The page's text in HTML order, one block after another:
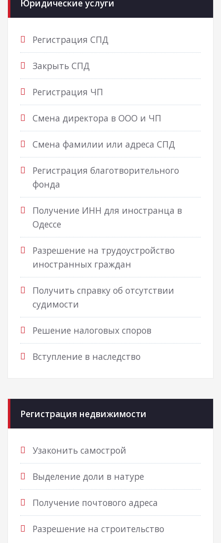
Юридические услуги
Регистрация СПД
Закрыть СПД
Регистрация ЧП
Смена директора в ООО и ЧП
Смена фамилии или адреса СПД
Регистрация благотворительного
фонда
Получение ИНН для иностранца в
Одессе
Разрешение на трудоустройство
иностранных граждан
Получить справку об отсутствии
судимости
Решение налоговых споров
Вступление в наследство
Регистрация недвижимости
Узаконить самострой
Выделение доли в натуре
Получение почтового адреса
Разрешение на строительство